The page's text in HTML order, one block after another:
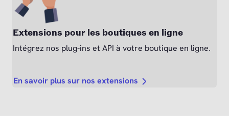
Extensions pour les boutiques en ligne
Intégrez nos plug-ins et API à votre boutique en ligne.
En savoir plus sur nos extensions